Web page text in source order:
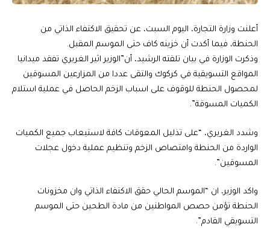
أعلنت وزارة التجارة، اليوم السبت، عن تحقيق الاكتفاء الذاتي من
الحنطة، فيما أكدت أن خزينه كاف حتى الموسم المقبل.
وذكرت الوزارة في بيان تلقته الرشيد، أن”الوزير اثير الغريري تفقد ميدانيا
المواقع التسويقية في كركوك والتقى عددا من المزارعين المسوقين
لمحصول الحنطة للوقوف على اسباب الزخم الحاصل في عملية استلام
الكميات المسوقة”.
وشدد الغريري، “على تذليل المعوقات كافة لاستيعاب جميع الكميات
الواردة من الحنطة وامتصاص الزخم وتنظيم عملية دخول عجلات
المسوقين”.
واكد الوزير، ان “الموسم الحالي حقق الاكتفاء الذاتي وان مخزونات
الحنطة تؤمن حصص المواطنين من مادة الطحين حتى الموسم
التسويقي القادم”.